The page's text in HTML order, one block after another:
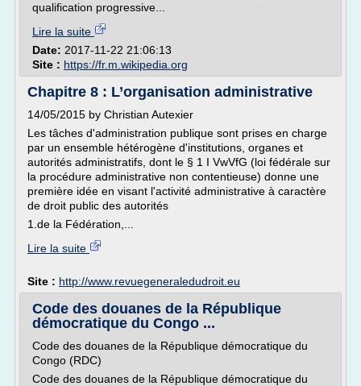
qualification progressive...
Lire la suite
Date: 2017-11-22 21:06:13
Site : https://fr.m.wikipedia.org
Chapitre 8 : L’organisation administrative
14/05/2015 by Christian Autexier
Les tâches d'administration publique sont prises en charge
par un ensemble hétérogène d'institutions, organes et
autorités administratifs, dont le § 1 I VwVfG (loi fédérale sur
la procédure administrative non contentieuse) donne une
première idée en visant l'activité administrative à caractère
de droit public des autorités
1.de la Fédération,...
Lire la suite
Site : http://www.revuegeneraledudroit.eu
Code des douanes de la République
démocratique du Congo ...
Code des douanes de la République démocratique du
Congo (RDC)
Code des douanes de la République démocratique du